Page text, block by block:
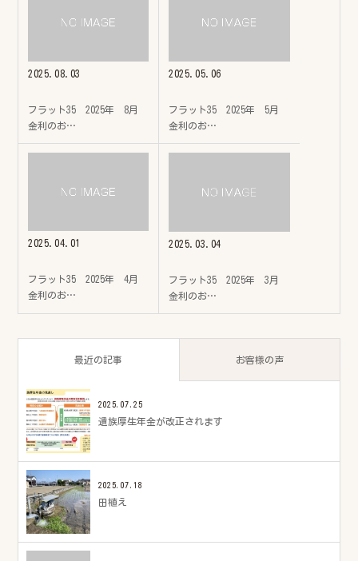
2025.08.03
フラット35 2025年 8月
金利のお…
2025.05.06
フラット35 2025年 5月
金利のお…
2025.04.01
フラット35 2025年 4月
金利のお…
2025.03.04
フラット35 2025年 3月
金利のお…
最近の記事 お客様の声
2025.07.25
遺族厚生年金が改正されます
2025.07.18
田植え